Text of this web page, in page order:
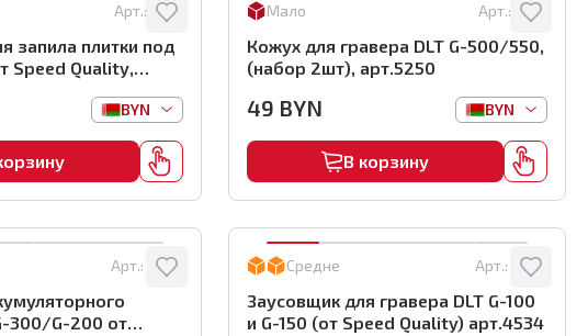
Арт.: 5359
запила плитки под
Speed Quality,
BYN
Мало Арт.: 5250
Кожух для гравера DLT G-500/550,
(набор 2шт), арт.5250
49 BYN BYN
В корзину
Арт.: 4303
300/G-200 от
Средне Арт.: 4534
Заусовщик для гравера DLT G-100
и G-150 (от Speed Quality) арт.4534